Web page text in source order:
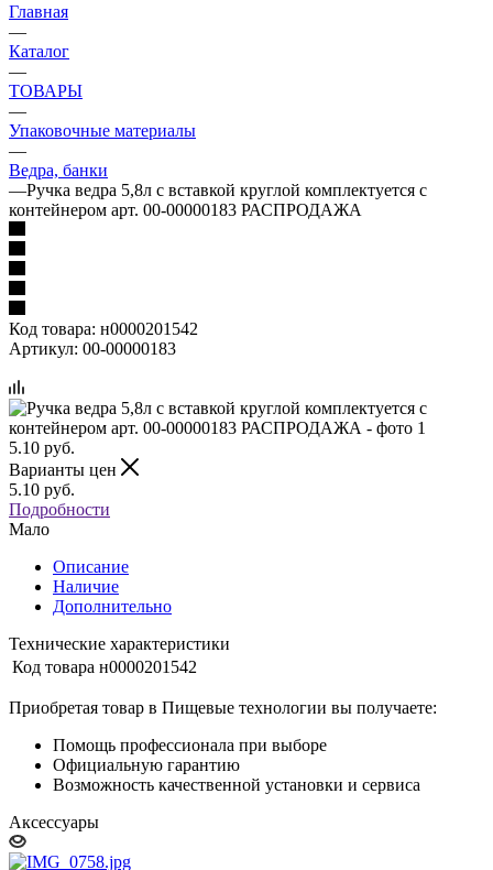
Главная
—
Каталог
—
ТОВАРЫ
—
Упаковочные материалы
—
Ведра, банки
—Ручка ведра 5,8л с вставкой круглой комплектуется с
контейнером арт. 00-00000183 РАСПРОДАЖА
Код товара: н0000201542
Артикул: 00-00000183
5.10 руб.
Варианты цен
5.10 руб.
Подробности
Мало
Описание
Наличие
Дополнительно
Технические характеристики
Код товара н0000201542
Приобретая товар в Пищевые технологии вы получаете:
Помощь профессионала при выборе
Официальную гарантию
Возможность качественной установки и сервиса
Аксессуары